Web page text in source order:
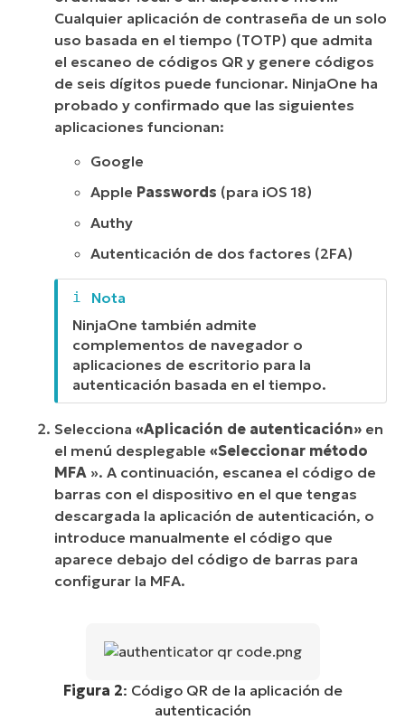
Cualquier aplicación de contraseña de un solo
uso basada en el tiempo (TOTP) que admita
el escaneo de códigos QR y genere códigos
de seis dígitos puede funcionar. NinjaOne ha
probado y confirmado que las siguientes
aplicaciones funcionan:
Google
Apple Passwords (para iOS 18)
Authy
Autenticación de dos factores (2FA)
NinjaOne también admite
complementos de navegador o
aplicaciones de escritorio para la
autenticación basada en el tiempo.
Selecciona «Aplicación de autenticación» en
el menú desplegable «Seleccionar método
MFA ». A continuación, escanea el código de
barras con el dispositivo en el que tengas
descargada la aplicación de autenticación, o
introduce manualmente el código que
aparece debajo del código de barras para
configurar la MFA.
Figura 2: Código QR de la aplicación de
autenticación